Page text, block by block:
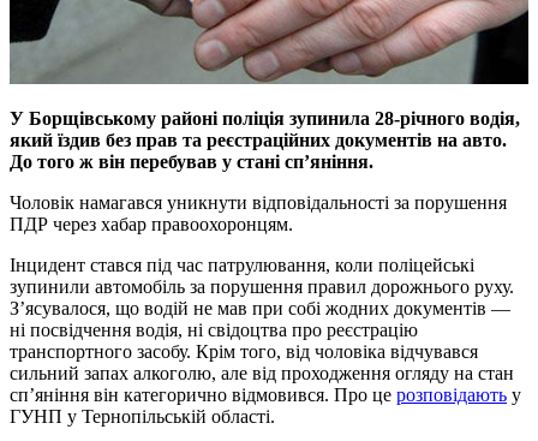
У Борщівському районі поліція зупинила 28-річного водія,
який їздив без прав та реєстраційних документів на авто.
До того ж він перебував у стані сп’яніння.
Чоловік намагався уникнути відповідальності за порушення
ПДР через хабар правоохоронцям.
Інцидент стався під час патрулювання, коли поліцейські
зупинили автомобіль за порушення правил дорожнього руху.
З’ясувалося, що водій не мав при собі жодних документів —
ні посвідчення водія, ні свідоцтва про реєстрацію
транспортного засобу. Крім того, від чоловіка відчувався
сильний запах алкоголю, але від проходження огляду на стан
сп’яніння він категорично відмовився. Про це розповідають у
ГУНП у Тернопільській області.